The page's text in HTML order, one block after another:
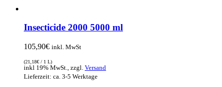
Insecticide 2000 5000 ml
105,90€ inkl. MwSt
(21,18€ / 1 L)
inkl 19% MwSt., zzgl. Versand
Lieferzeit: ca. 3-5 Werktage